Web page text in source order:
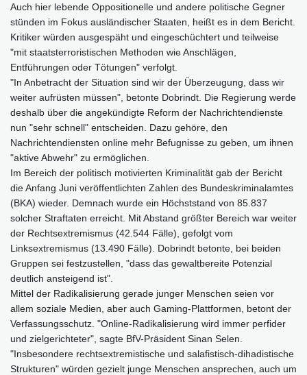
Auch hier lebende Oppositionelle und andere politische Gegner
stünden im Fokus ausländischer Staaten, heißt es in dem Bericht.
Kritiker würden ausgespäht und eingeschüchtert und teilweise
"mit staatsterroristischen Methoden wie Anschlägen,
Entführungen oder Tötungen" verfolgt.
"In Anbetracht der Situation sind wir der Überzeugung, dass wir
weiter aufrüsten müssen", betonte Dobrindt. Die Regierung werde
deshalb über die angekündigte Reform der Nachrichtendienste
nun "sehr schnell" entscheiden. Dazu gehöre, den
Nachrichtendiensten online mehr Befugnisse zu geben, um ihnen
"aktive Abwehr" zu ermöglichen.
Im Bereich der politisch motivierten Kriminalität gab der Bericht
die Anfang Juni veröffentlichten Zahlen des Bundeskriminalamtes
(BKA) wieder. Demnach wurde ein Höchststand von 85.837
solcher Straftaten erreicht. Mit Abstand größter Bereich war weiter
der Rechtsextremismus (42.544 Fälle), gefolgt vom
Linksextremismus (13.490 Fälle). Dobrindt betonte, bei beiden
Gruppen sei festzustellen, "dass das gewaltbereite Potenzial
deutlich ansteigend ist".
Mittel der Radikalisierung gerade junger Menschen seien vor
allem soziale Medien, aber auch Gaming-Plattformen, betont der
Verfassungsschutz. "Online-Radikalisierung wird immer perfider
und zielgerichteter", sagte BfV-Präsident Sinan Selen.
"Insbesondere rechtsextremistische und salafistisch-dihadistische
Strukturen" würden gezielt junge Menschen ansprechen, auch um